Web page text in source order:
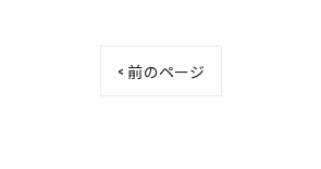
< 前のページ